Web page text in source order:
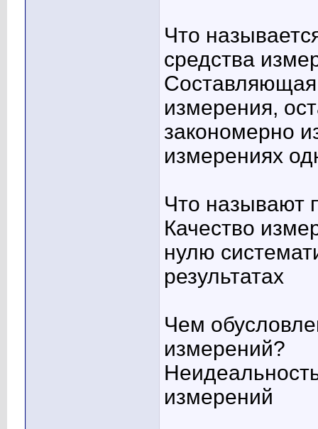
Что
средства
Составляющая
измерения,
закономерно
измерениях
Что называют
Качество
нулю
результатах
Чем
измерений?
измерений